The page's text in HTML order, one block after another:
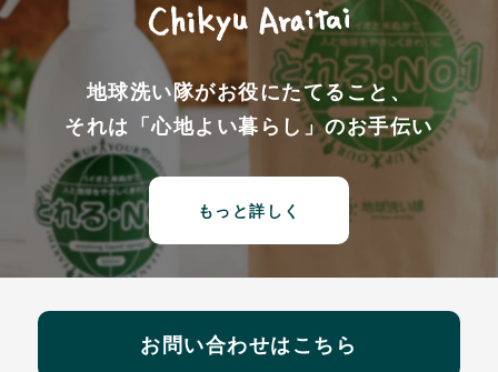
地球洗い隊がお役にたてること、
それは「心地よい暮らし」のお手伝い
もっと詳しく
お問い合わせはこちら